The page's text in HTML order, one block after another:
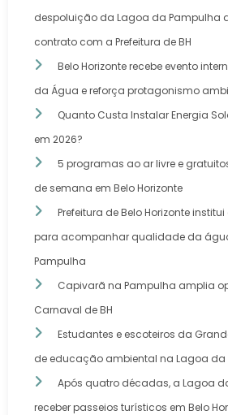
despoluição da Lagoa da Pampulha
contrato com a Prefeitura de BH
Belo Horizonte recebe evento
da Água e reforça protagonismo
Quanto Custa Instalar Energia
em 2026?
5 programas ao ar livre e
de semana em Belo Horizonte
Prefeitura de Belo Horizonte
para acompanhar qualidade da
Pampulha
Capivarã na Pampulha amplia
Carnaval de BH
Estudantes e escoteiros da
de educação ambiental na Lagoa da
Após quatro décadas, a Lagoa
receber passeios turísticos em Belo